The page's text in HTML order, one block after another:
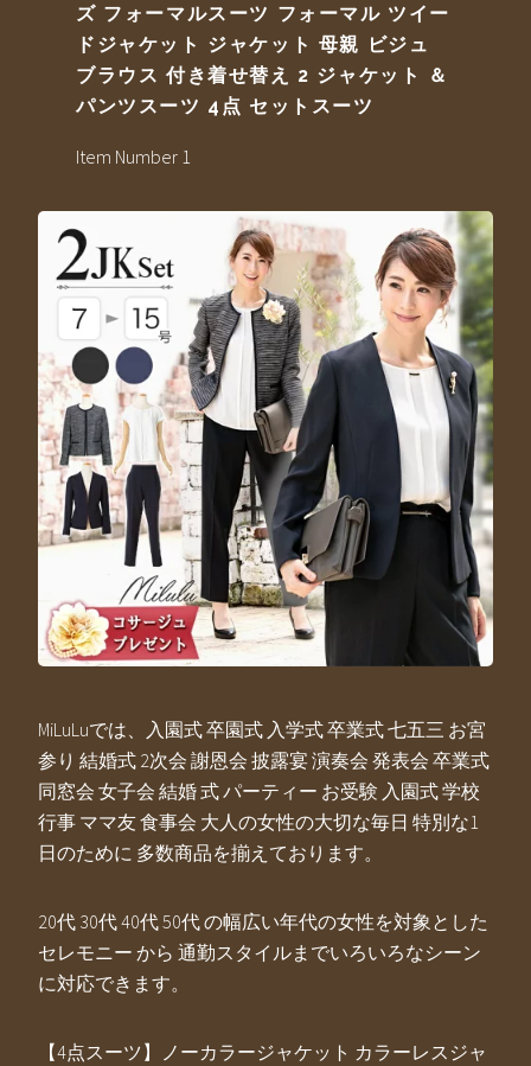
ズ フォーマルスーツ フォーマル ツイー
ドジャケット ジャケット 母親 ビジュ
ブラウス 付き着せ替え 2 ジャケット ＆
パンツスーツ 4点 セットスーツ
Item Number 1
MiLuLuでは、入園式 卒園式 入学式 卒業式 七五三 お宮
参り 結婚式 2次会 謝恩会 披露宴 演奏会 発表会 卒業式
同窓会 女子会 結婚 式 パーティー お受験 入園式 学校
行事 ママ友 食事会 大人の女性の大切な毎日 特別な1
日のために 多数商品を揃えております。
20代 30代 40代 50代 の幅広い年代の女性を対象とした
セレモニー から 通勤スタイルまでいろいろなシーン
に対応できます。
【4点スーツ】ノーカラージャケット カラーレスジャ